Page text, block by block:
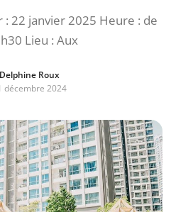
: 22 janvier 2025 Heure : de
Lieu : Aux
Delphine Roux
décembre 2024